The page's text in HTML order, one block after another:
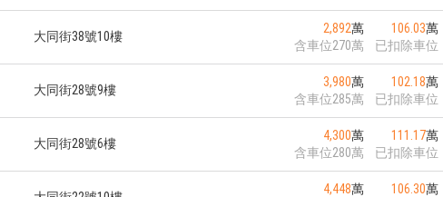
大同街38號10樓
2,892萬
含車位270萬
106.03萬
已扣除車位
大同街28號9樓
3,980萬
含車位285萬
102.18萬
已扣除車位
大同街28號6樓
4,300萬
含車位280萬
111.17萬
已扣除車位
4,448萬 106.30萬